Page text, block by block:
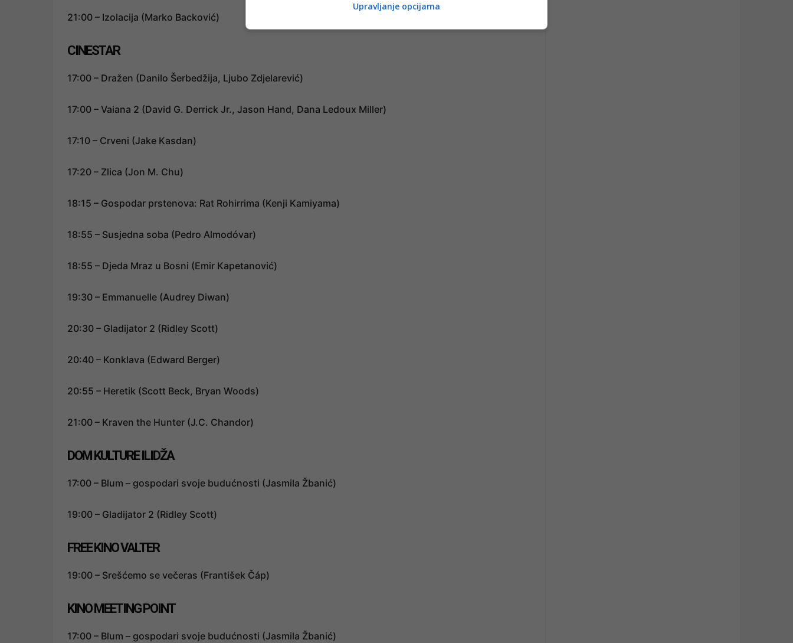
21:00 – Izolacija (Marko Backović)
CINESTAR
17:00 – Dražen (Danilo Šerbedžija, Ljubo Zdjelarević)
17:00 – Vaiana 2 (David G. Derrick Jr., Jason Hand, Dana Ledoux Miller)
17:10 – Crveni (Jake Kasdan)
17:20 – Zlica (Jon M. Chu)
18:15 – Gospodar prstenova: Rat Rohirrima (Kenji Kamiyama)
18:55 – Susjedna soba (Pedro Almodóvar)
18:55 – Djeda Mraz u Bosni (Emir Kapetanović)
19:30 – Emmanuelle (Audrey Diwan)
20:30 – Gladijator 2 (Ridley Scott)
20:40 – Konklava (Edward Berger)
20:55 – Heretik (Scott Beck, Bryan Woods)
21:00 – Kraven the Hunter (J.C. Chandor)
DOM KULTURE ILIDŽA
17:00 – Blum – gospodari svoje budućnosti (Jasmila Žbanić)
19:00 – Gladijator 2 (Ridley Scott)
FREE KINO VALTER
19:00 – Srešćemo se večeras (František Čáp)
KINO MEETING POINT
17:00 – Blum – gospodari svoje budućnosti (Jasmila Žbanić)
Upravljanje opcijama